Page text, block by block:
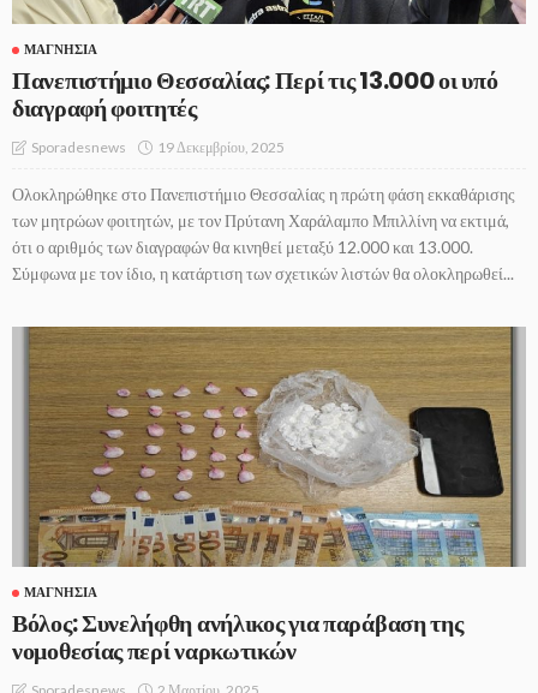
ΜΑΓΝΗΣΊΑ
Πανεπιστήμιο Θεσσαλίας: Περί τις 13.000 οι υπό
διαγραφή φοιτητές
Sporadesnews 19 Δεκεμβρίου, 2025
Ολοκληρώθηκε στο Πανεπιστήμιο Θεσσαλίας η πρώτη φάση εκκαθάρισης
των μητρώων φοιτητών, με τον Πρύτανη Χαράλαμπο Μπιλλίνη να εκτιμά,
ότι ο αριθμός των διαγραφών θα κινηθεί μεταξύ 12.000 και 13.000.
Σύμφωνα με τον ίδιο, η κατάρτιση των σχετικών λιστών θα ολοκληρωθεί...
ΜΑΓΝΗΣΊΑ
Βόλος: Συνελήφθη ανήλικος για παράβαση της
νομοθεσίας περί ναρκωτικών